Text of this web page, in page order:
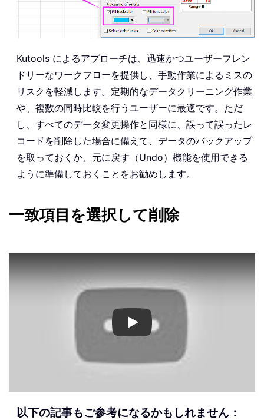
Kutools によるアプローチは、迅速かつユーザーフレン
ドリーなワークフローを提供し、手動作業によるミスの
リスクを軽減します。定期的なデータクリーニング作業
や、複数の同時比較を行うユーザーに最適です。ただ
し、すべてのデータ変更操作と同様に、誤って誤ったレ
コードを削除した場合に備えて、データのバックアップ
を取っておくか、元に戻す（Undo）機能を使用できる
ように準備しておくことをお勧めします。
一致項目を選択して削除
Play
以下の記事もご参考になるかもしれません：